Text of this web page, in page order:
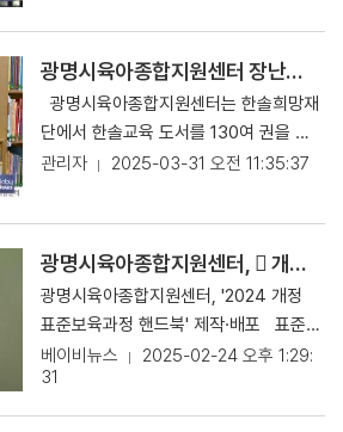
을 전했다. 광명시 육아종합지원센터는
"아이들이 또래와 건강한 관계를 맺고
협력하며 자랄 수 있도록, 앞으로도 다양
한 사회성 발달 지원프로그램을 지속해
순' 2기 프로그램은 오는 6월 중 모집될
예정이며, 신청 및 자세한 안내는 센터
홈페이지를 통해 확인할 수 있다. [원
문보러가기]
이뤄지고 있다. 광명시육아종합지원센터
김주영 센터장은 “영유아들의 전인적인
발달을 위해 양육비용 절감을 통해 부모
에게는 든든한 지원과 어린이들에게는
했다. [원문보러가기]
보육과 교육을 담당하게 되며, 이를 통해
아이들에게 지속적이고 안전한 보육 서
비스를 제공할 수 있다. 지원 자격은 보
육교사 자격증을 소지하고 어린이집 또
을 보유한 사람이다. 지원자는 서류 접수
다. 최종 합격자는 2025년 12월 31일까
지 근무하며, 해당 기간 어린이집에서 대
체교사로 활동하게 된다. 광명시육아종
합지원센터 관계자는 “대체교사의 채용
은 보육 현장의 안정성을 높이는 데 중요
18일 광명시 관내 어린이집 원장을 대상
진행했다고 1일 밝혔다. 이번 교육은 어
린이집 원장의 전문성 및 어린이집 운영
능력 향상을 지원하고자 마련한 것으로,
마미정 인천광역시육아종합지원센터장
보육 정책 방향 ▲2025년 보육사업안
내 주요 내용 ▲2025년 보육사업안내
개정사항에 대해 상세하게 안내하는 시
간으로 진행됐다. 광명시육아종합지원센
2025년도 보육 정책의 방향과 보육사업
광명시육아종합지원센터 장난감도서관 소하점, 한솔희망재단서 기증한 도서 배치
단에서 한솔교육 도서를 130여 권을 기
증해 지난 1월부터 장난감도서관(소하
하고 있다고 31일 밝혔다. 이번에 기증
작 등의 전집이다. 장난감도서관에는 한
솔교육도서 포함해 영유아들이 선호하는
1900권의 도서가 비치돼 있으며 이용자
의 희망도서를 반영해 도서를 이용할 수
있도록 제공하고 있다. 현재 광명시에는
광명점, 소하점, 하안점 등 세 곳이 운영
관리자 2025-03-31 오전 11:35:37
광명시육아종합지원센터, 񟭘 개정 표준보육과정 핸드북' 제작·배포
광명시육아종합지원센터, '2024 개정
표준보육과정 핸드북' 제작·배포 표준
보육과정 구성방향, 운영 등 내용 담아...
가독성 높이고 휴대성 높여 '2024 개
정 표준보육과정'의 내용을 담은 '2024
베이비뉴스
2025-02-24 오후 1:29:
31